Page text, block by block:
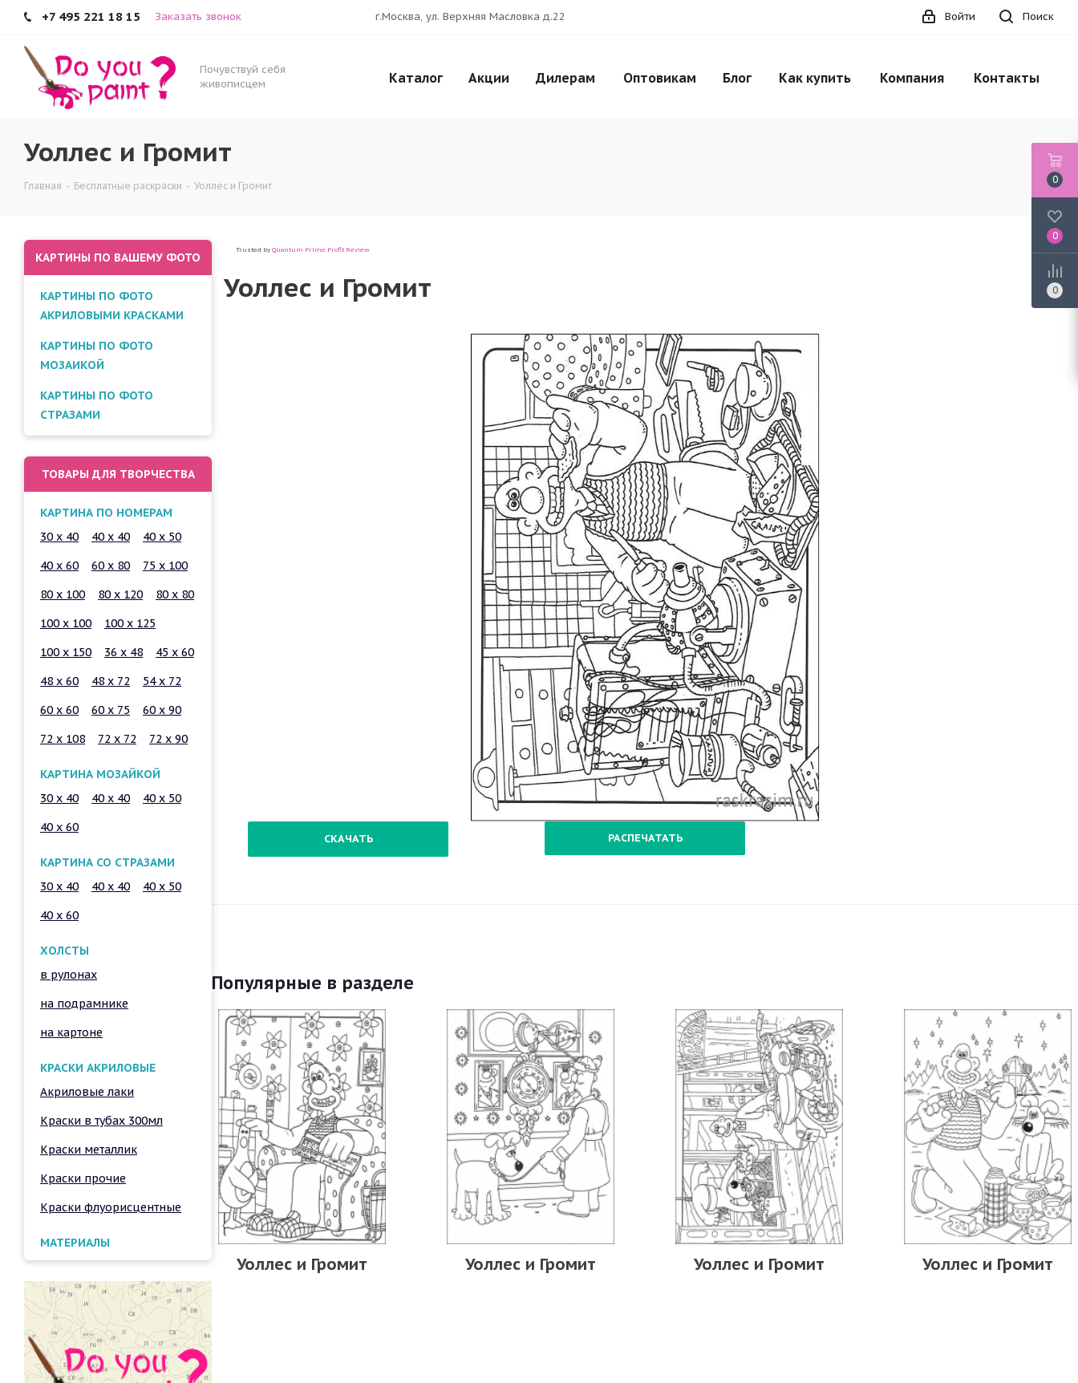
+7 495 221 18 15 Заказать звонок г.Москва, ул. Верхняя Масловка д.22 Поиск
Войти
Почувствуй себя
живописцем
Каталог Акции Дилерам Оптовикам Блог Как купить Компания Контакты
Уоллес и Громит
Главная - Бесплатные раскраски - Уоллес и Громит
Trusted by Quantum Prime Profit Review
Уоллес и Громит
СКАЧАТЬ РАСПЕЧАТАТЬ
Уоллес и Громит
Популярные в разделе
Уоллес и Громит Уоллес и Громит Уоллес и Громит Уоллес и Громит
КАРТИНЫ ПО ВАШЕМУ ФОТО
КАРТИНЫ ПО ФОТО
АКРИЛОВЫМИ КРАСКАМИ
КАРТИНЫ ПО ФОТО
МОЗАИКОЙ
КАРТИНЫ ПО ФОТО
СТРАЗАМИ
ТОВАРЫ ДЛЯ ТВОРЧЕСТВА
КАРТИНА ПО НОМЕРАМ
30 x 40
40 x 40
40 x 50
40 x 60
60 x 80
75 x 100
80 x 100
80 x 120
80 x 80
100 x 100
100 x 125
100 x 150
36 x 48
45 x 60
48 x 60
48 x 72
54 x 72
60 x 60
60 x 75
60 x 90
72 x 108
72 x 72 72 x 90
КАРТИНА МОЗАЙКОЙ
30 x 40
40 x 40
40 x 50
40 x 60
КАРТИНА СО СТРАЗАМИ
30 x 40
40 x 40
40 x 50
40 x 60
ХОЛСТЫ
в рулонах
на подрамнике
на картоне
КРАСКИ АКРИЛОВЫЕ
Акриловые лаки
Краски в тубах 300мл
Краски металлик
Краски прочие
Краски флуорисцентные
МАТЕРИАЛЫ
0
0
0